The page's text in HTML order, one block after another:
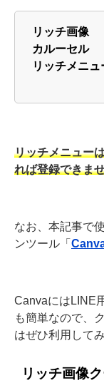
リッチ画像
カルーセル
リッチメニ
横
リッチメニュー
れば登録できま
なお、本記事で
ンツール「
CanvaにはLINE
も簡単なので、
はぜひ利用して
リッチ画像